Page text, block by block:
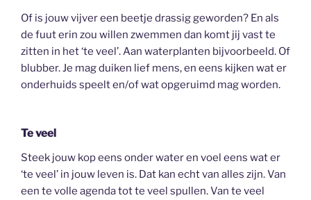
Of is jouw vijver een beetje drassig geworden? En als
de fuut erin zou willen zwemmen dan komt jij vast te
zitten in het ‘te veel’. Aan waterplanten bijvoorbeeld. Of
blubber. Je mag duiken lief mens, en eens kijken wat er
onderhuids speelt en/of wat opgeruimd mag worden.
Te veel
Steek jouw kop eens onder water en voel eens wat er
‘te veel’ in jouw leven is. Dat kan echt van alles zijn. Van
een te volle agenda tot te veel spullen. Van te veel